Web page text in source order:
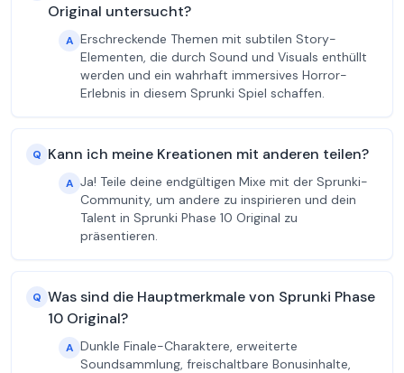
Original untersucht?
A Erschreckende Themen mit subtilen Story-
Elementen, die durch Sound und Visuals enthüllt
werden und ein wahrhaft immersives Horror-
Erlebnis in diesem Sprunki Spiel schaffen.
Q Kann ich meine Kreationen mit anderen teilen?
A Ja! Teile deine endgültigen Mixe mit der Sprunki-
Community, um andere zu inspirieren und dein
Talent in Sprunki Phase 10 Original zu
präsentieren.
Q Was sind die Hauptmerkmale von Sprunki Phase
10 Original?
A Dunkle Finale-Charaktere, erweiterte
Soundsammlung, freischaltbare Bonusinhalte,